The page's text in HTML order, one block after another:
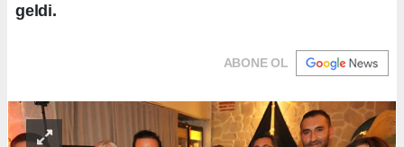
geldi.
ABONE OL